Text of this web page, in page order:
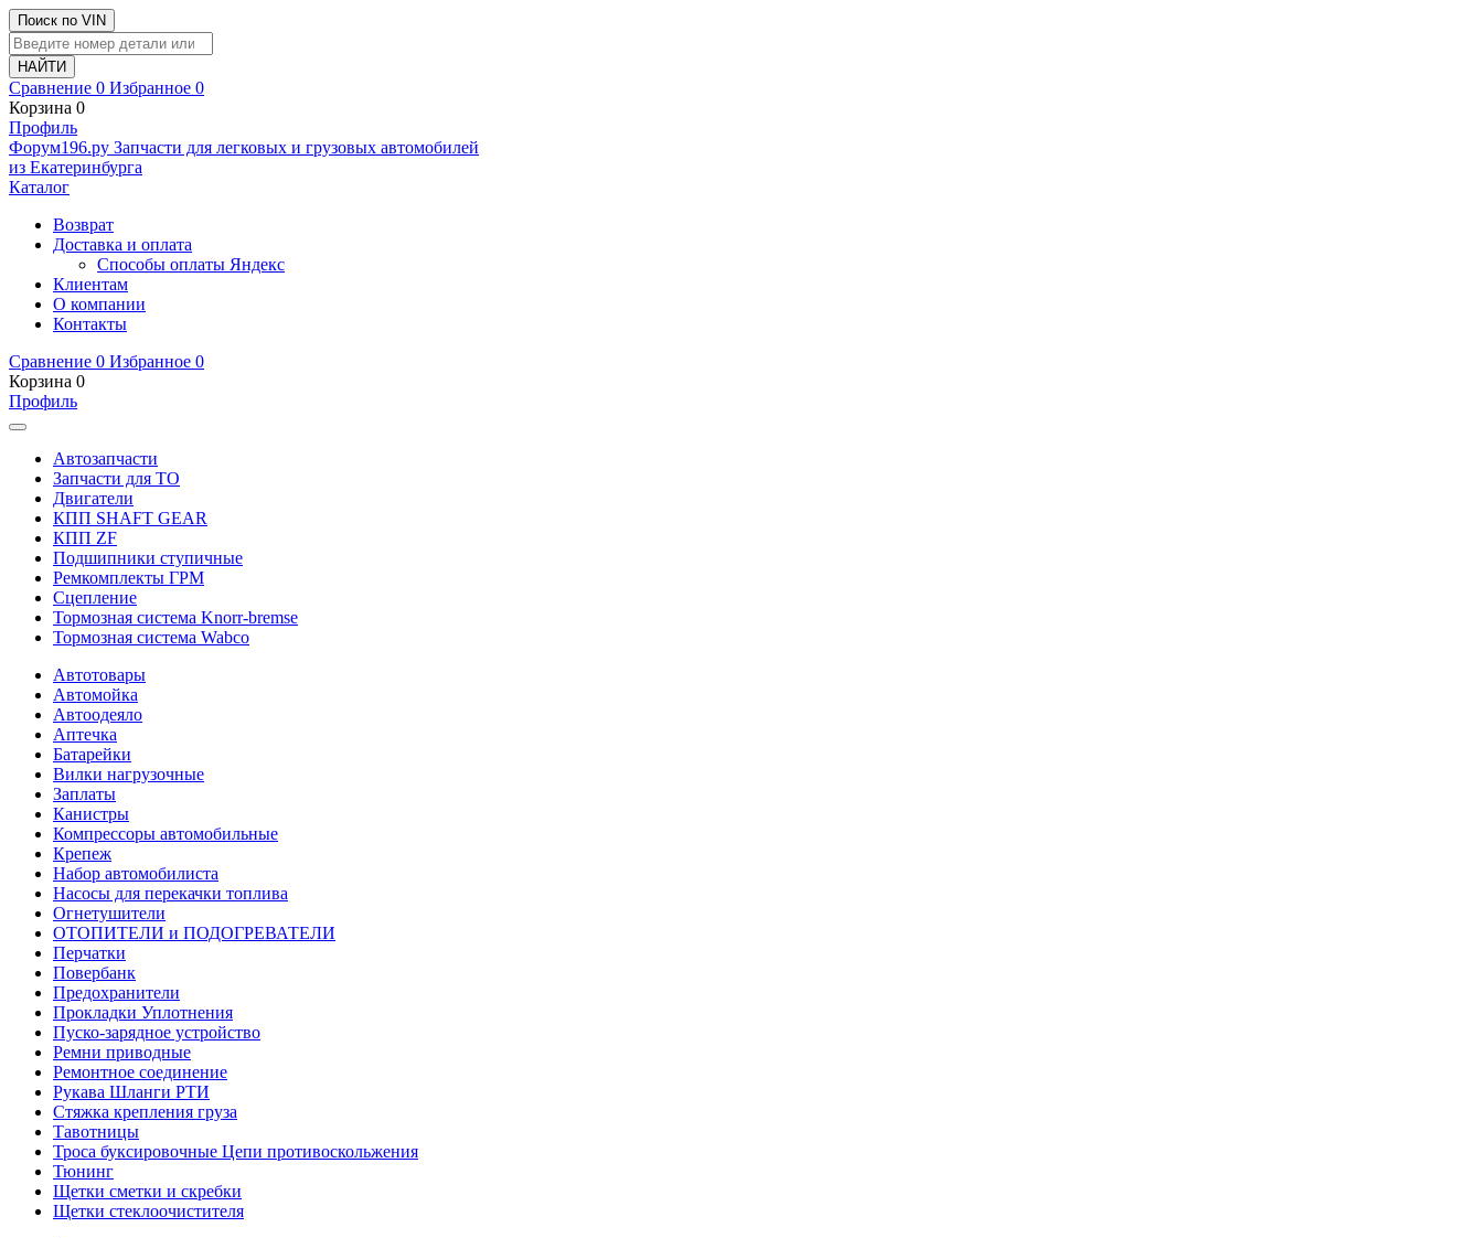
Поиск по VIN
Сравнение 0 Избранное 0
Корзина 0
Профиль
Фoрум196.ру Запчасти для легковых и грузовых автомобилей
из Екатеринбурга
Каталог
Возврат
Доставка и оплата
Способы оплаты Яндекс
Клиентам
О компании
Контакты
Сравнение 0 Избранное 0
Корзина 0
Профиль
Автозапчасти
Запчасти для ТО
Двигатели
КПП SHAFT GEAR
КПП ZF
Подшипники ступичные
Ремкомплекты ГРМ
Сцепление
Тормозная система Knorr-bremse
Тормозная система Wabco
Автотовары
Автомойка
Автоодеяло
Аптечка
Батарейки
Вилки нагрузочные
Заплаты
Канистры
Компрессоры автомобильные
Крепеж
Набор автомобилиста
Насосы для перекачки топлива
Огнетушители
ОТОПИТЕЛИ и ПОДОГРЕВАТЕЛИ
Перчатки
Повербанк
Предохранители
Прокладки Уплотнения
Пуско-зарядное устройство
Ремни приводные
Ремонтное соединение
Рукава Шланги РТИ
Стяжка крепления груза
Тавотницы
Троса буксировочные Цепи противоскольжения
Тюнинг
Щетки сметки и скребки
Щетки стеклоочистителя